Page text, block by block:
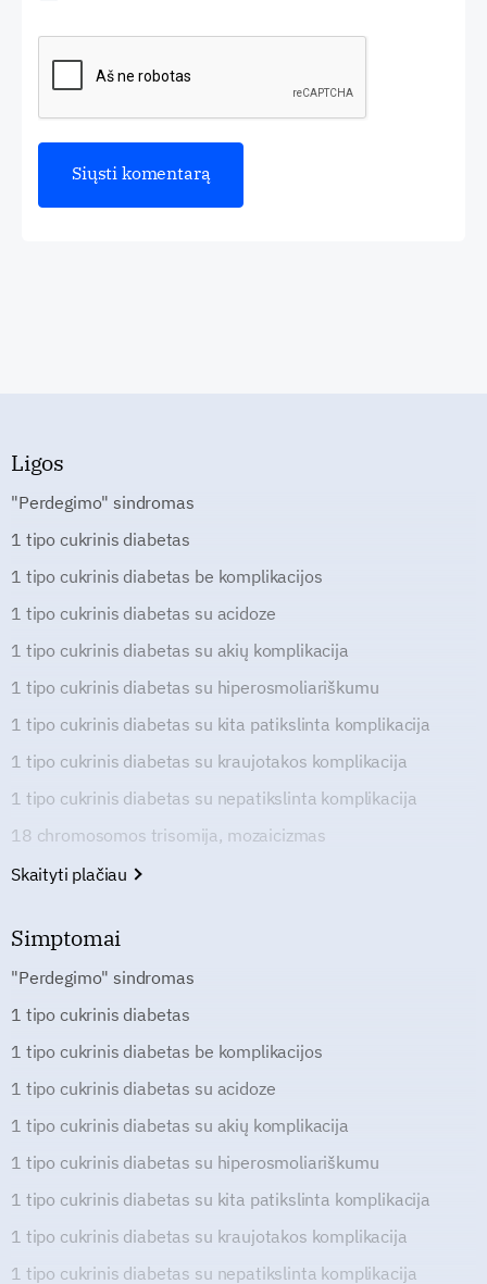
Ligos
"Perdegimo" sindromas
1 tipo cukrinis diabetas
1 tipo cukrinis diabetas be komplikacijos
1 tipo cukrinis diabetas su acidoze
1 tipo cukrinis diabetas su akių komplikacija
1 tipo cukrinis diabetas su hiperosmoliariškumu
1 tipo cukrinis diabetas su kita patikslinta komplikacija
1 tipo cukrinis diabetas su kraujotakos komplikacija
1 tipo cukrinis diabetas su nepatikslinta komplikacija
18 chromosomos trisomija, mozaicizmas
Skaityti plačiau
Simptomai
"Perdegimo" sindromas
1 tipo cukrinis diabetas
1 tipo cukrinis diabetas be komplikacijos
1 tipo cukrinis diabetas su acidoze
1 tipo cukrinis diabetas su akių komplikacija
1 tipo cukrinis diabetas su hiperosmoliariškumu
1 tipo cukrinis diabetas su kita patikslinta komplikacija
1 tipo cukrinis diabetas su kraujotakos komplikacija
1 tipo cukrinis diabetas su nepatikslinta komplikacija